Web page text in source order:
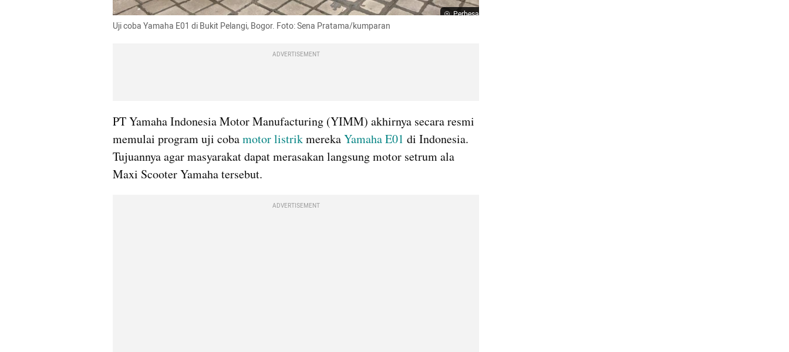
Perbesar
Uji coba Yamaha E01 di Bukit Pelangi, Bogor. Foto: Sena Pratama/kumparan
ADVERTISEMENT
PT Yamaha Indonesia Motor Manufacturing (YIMM) akhirnya secara resmi
memulai program uji coba motor listrik mereka Yamaha E01 di Indonesia.
Tujuannya agar masyarakat dapat merasakan langsung motor setrum ala
Maxi Scooter Yamaha tersebut.
ADVERTISEMENT